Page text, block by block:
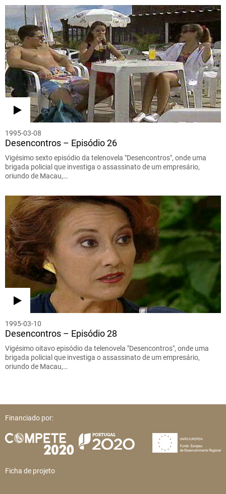
1995-03-08
Desencontros – Episódio 26
Vigésimo sexto episódio da telenovela "Desencontros", onde uma
brigada policial que investiga o assassinato de um empresário,
oriundo de Macau,…
1995-03-10
Desencontros – Episódio 28
Vigésimo oitavo episódio da telenovela "Desencontros", onde uma
brigada policial que investiga o assassinato de um empresário,
oriundo de Macau,…
Financiado por:
Ficha de projeto